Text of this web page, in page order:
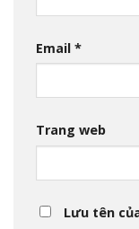
Email *
Trang web
Lưu tên